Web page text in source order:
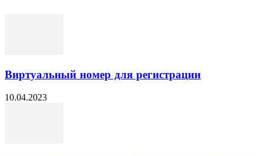
Виртуальный номер для регистрации
10.04.2023